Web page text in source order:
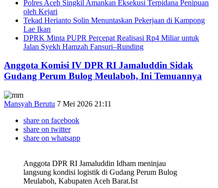
Polres Aceh Singkil Amankan Eksekusi Terpidana Penipuan
oleh Kejari
Tekad Herianto Solin Menuntaskan Pekerjaan di Kampong
Lae Ikan
DPRK Minta PUPR Percepat Realisasi Rp4 Miliar untuk
Jalan Syekh Hamzah Fansuri–Runding
Anggota Komisi IV DPR RI Jamaluddin Sidak
Gudang Perum Bulog Meulaboh, Ini Temuannya
Mansyah Berutu 7 Mei 2026 21:11
share on facebook
share on twitter
share on whatsapp
Anggota DPR RI Jamaluddin Idham meninjau
langsung kondisi logistik di Gudang Perum Bulog
Meulaboh, Kabupaten Aceh Barat.Ist